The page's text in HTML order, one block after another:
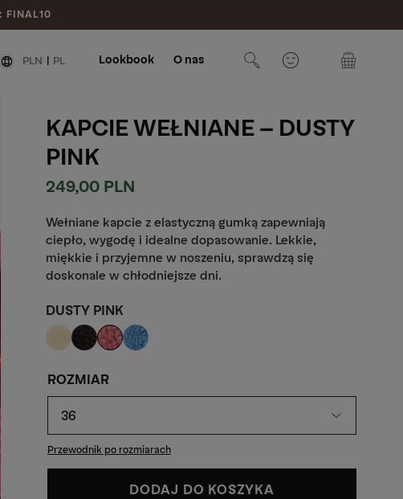
FINAL10
PLN PL Lookbook
O nas
KAPCIE WEŁNIANE - DUSTY
PINK
Cena
249,00 PLN
Wełniane kapcie z elastyczną gumką zapewniają
ciepło, wygodę i idealne dopasowanie. Lekkie,
miękkie i przyjemne w noszeniu, sprawdzą się
doskonale w chłodniejsze dni.
DUSTY PINK
ROZMIAR
36
Przewodnik po rozmiarach
DODAJ DO KOSZYKA